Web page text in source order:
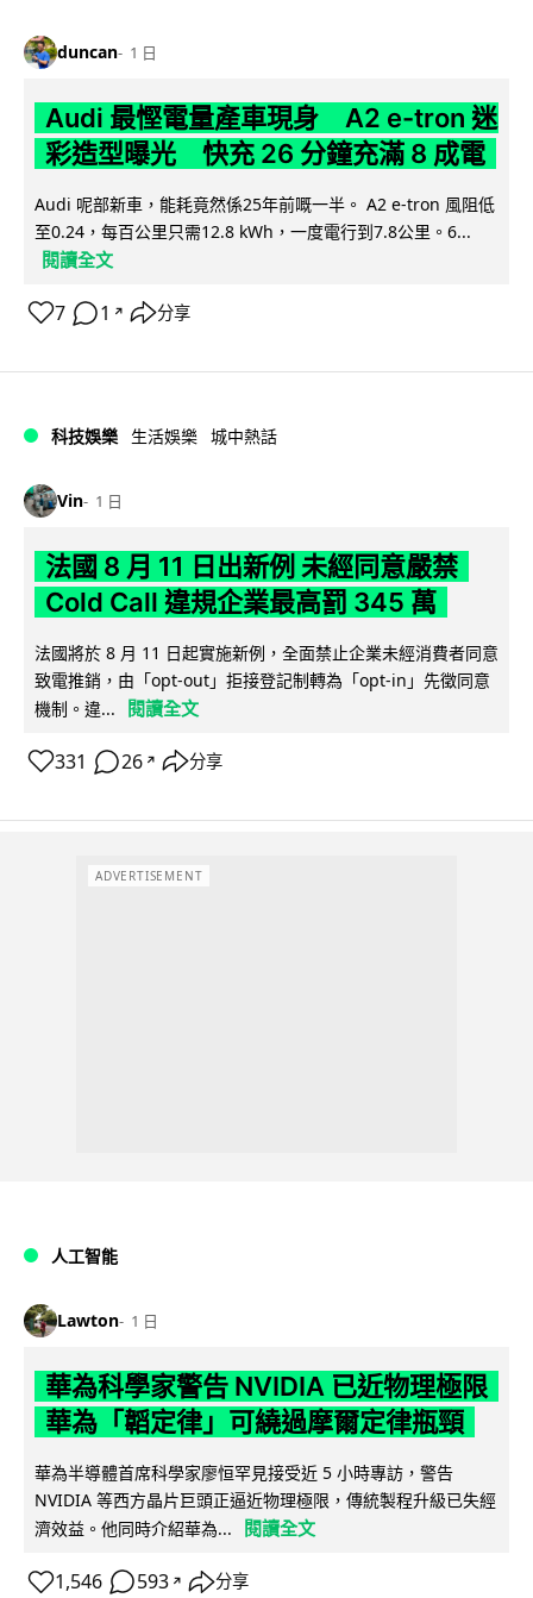
duncan 1 日
Audi 最慳電量產車現身 A2 e-tron 迷
彩造型曝光 快充 26 分鐘充滿 8 成電
Audi 呢部新車，能耗竟然係25年前嘅一半。 A2 e-tron 風阻低
至0.24，每百公里只需12.8 kWh，一度電行到7.8公里。6...
閱讀全文
7 1 ↗ 分享
科技娛樂 生活娛樂 城中熱話
Vin 1 日
法國 8 月 11 日出新例 未經同意嚴禁
Cold Call 違規企業最高罰 345 萬
法國將於 8 月 11 日起實施新例，全面禁止企業未經消費者同意
致電推銷，由「opt-out」拒接登記制轉為「opt-in」先徵同意
機制。違...
閱讀全文
331 26 ↗ 分享
ADVERTISEMENT
人工智能
Lawton 1 日
華為科學家警告 NVIDIA 已近物理極限
華為「韜定律」可繞過摩爾定律瓶頸
華為半導體首席科學家廖恒罕見接受近 5 小時專訪，警告
NVIDIA 等西方晶片巨頭正逼近物理極限，傳統製程升級已失經
濟效益。他同時介紹華為...
閱讀全文
1,546 593 ↗ 分享